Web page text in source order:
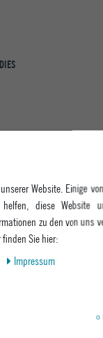
Whatsapp Support
UND BERATUNG
Beratung
Zahlung & Versand
INFO & KONTAKT
- Freitag: 8:00 -
Website. Einige
diese Website
zu den von uns
finden Sie hier:
Impressum